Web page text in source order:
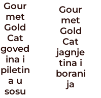
Gour
met
Gold
Cat
goved
ina i
piletin
a u
sosu
Gour
met
Gold
Cat
jagnje
tina i
borani
ja